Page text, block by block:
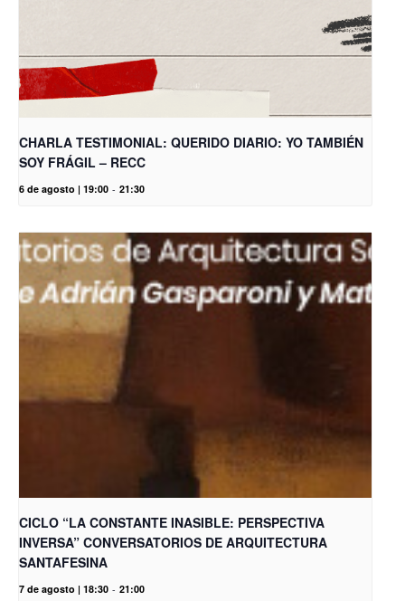
CHARLA TESTIMONIAL: QUERIDO DIARIO: YO TAMBIÉN
SOY FRÁGIL – RECC
6 de agosto | 19:00 - 21:30
CICLO “LA CONSTANTE INASIBLE: PERSPECTIVA
INVERSA” CONVERSATORIOS DE ARQUITECTURA
SANTAFESINA
7 de agosto | 18:30 - 21:00